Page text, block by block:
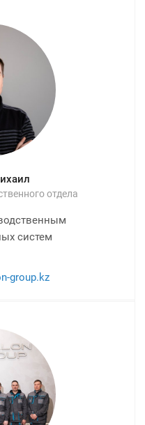
отдела
систем
group.kz